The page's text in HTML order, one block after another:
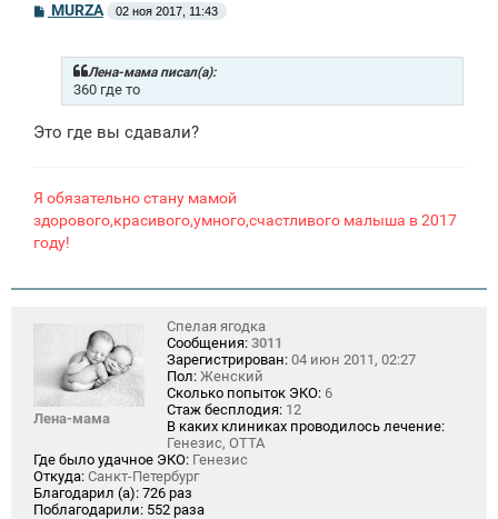
С
о
е
MURZA 02 ноя 2017, 11:43
Лена-мама писал(а):
360 где то
Это где вы сдавали?
Я обязательно стану мамой
здорового,красивого,умного,счастливого малыша в 2017
году!
Лена-мама
Спелая ягодка
Сообщения: 3011
Зарегистрирован: 04 июн 2011, 02:27
Пол: Женский
Сколько попыток ЭКО: 6
Стаж бесплодия: 12
В каких клиниках проводилось лечение:
Генезис, ОТТА
Где было удачное ЭКО: Генезис
Откуда: Санкт-Петербург
Благодарил (а): 726 раз
Поблагодарили: 552 раза